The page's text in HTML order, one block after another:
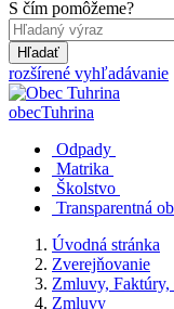
S čím pomôžeme?
Hľadať
rozšírené vyhľadávanie
obecTuhrina
Odpady
Matrika
Školstvo
Transparentná
Úvodná stránka
Zverejňovanie
Zmluvy,
Zmluvy